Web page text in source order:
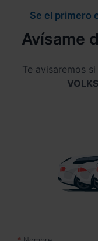
Se el primero
Avísame
Te avisaremos